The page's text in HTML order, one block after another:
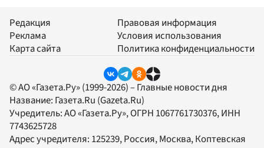
Редакция
Реклама
Карта сайта
Правовая информация
Условия использования
Политика конфиденциальности
© АО «Газета.Ру» (1999-2026) – Главные новости дня
Название: Газета.Ru (Gazeta.Ru)
Учредитель:АО «Газета.Ру», ОГРН 1067761730376, ИНН
7743625728
Адрес учредителя: 125239, Россия, Москва, Коптевская